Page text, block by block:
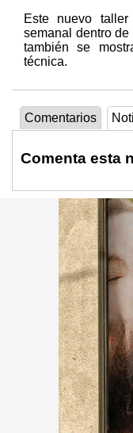
Este nuevo
semanal dentro
también se
técnica.
Comentarios
Comenta esta